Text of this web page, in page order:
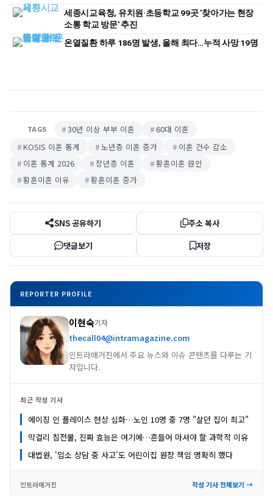
세종시교육청, 유치원·초등학교 99곳 '찾아가는 현장
소통 학교 방문' 추진
온열질환 하루 186명 발생, 올해 최다…누적 사망 19명
TAGS 30년 이상 부부 이혼
60대 이혼
KOSIS 이혼 통계
노년층 이혼 증가
이혼 건수 감소
이혼 통계 2026
장년층 이혼
황혼이혼 원인
황혼이혼 이유
황혼이혼 증가
SNS 공유하기
주소 복사
댓글보기
저장
REPORTER PROFILE
이현숙기자
thecall04@intramagazine.com
인트라매거진에서 주요 뉴스와 이슈 콘텐츠를 다루는 기
자입니다.
최근 작성 기사
에이징 인 플레이스 현상 심화…노인 10명 중 7명 "살던 집이 최고"
막걸리 침전물, 진짜 효능은 여기에…흔들어 마셔야 할 과학적 이유
대법원, '입소 상담 중 사고'도 어린이집 원장 책임 명확히 했다
인트라매거진 작성 기사 전체보기 →